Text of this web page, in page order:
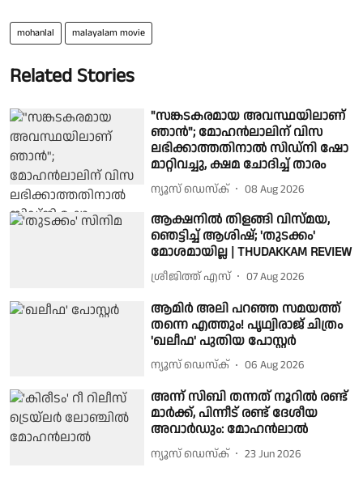
mohanlal malayalam movie
Related Stories
"സങ്കടകരമായ അവസ്ഥയിലാണ്
ഞാൻ"; മോഹൻലാലിന് വിസ
ലഭിക്കാത്തതിനാൽ സിഡ്‌നി ഷോ
മാറ്റിവച്ചു, ക്ഷമ ചോദിച്ച് താരം
ന്യൂസ് ഡെസ്ക് 08 Aug 2026
ആക്ഷനിൽ തിളങ്ങി വിസ്മയ,
ഞെട്ടിച്ച് ആശിഷ്; 'തുടക്കം'
മോശമായില്ല | THUDAKKAM REVIEW
ശ്രീജിത്ത് എസ് 07 Aug 2026
ആമിർ അലി പറഞ്ഞ സമയത്ത്
തന്നെ എത്തും! പൃഥ്വിരാജ് ചിത്രം
'ഖലീഫ' പുതിയ പോസ്റ്റർ
ന്യൂസ് ഡെസ്ക് 06 Aug 2026
അന്ന് സിബി തന്നത് നൂറിൽ രണ്ട്
മാർക്ക്, പിന്നീട് രണ്ട് ദേശീയ
അവാർഡും: മോഹൻലാൽ
ന്യൂസ് ഡെസ്ക് 23 Jun 2026